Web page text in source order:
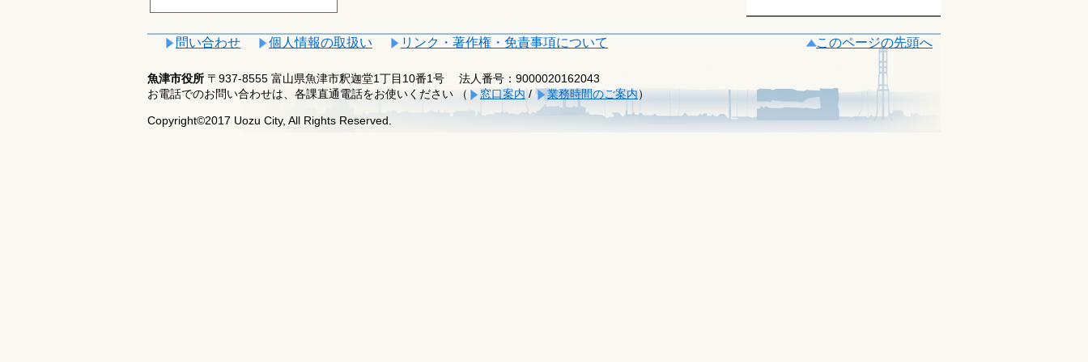
問い合わせ 個人情報の取扱い リンク・著作権・免責事項について このページの先頭へ
魚津市役所 〒937-8555 富山県魚津市釈迦堂1丁目10番1号
法人番号：9000020162043
お電話でのお問い合わせは、各課直通電話をお使いください （
窓口案内/ 業務時間のご案内）
Copyright©2017 Uozu City, All Rights Reserved.